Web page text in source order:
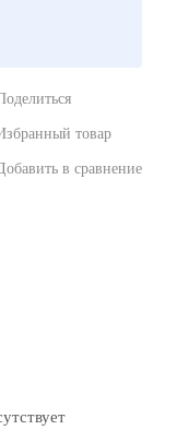
товар
в сравнение